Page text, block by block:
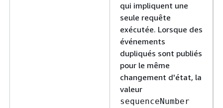
qui impliquent une
seule requête
exécutée. Lorsque des
événements
dupliqués sont publiés
pour le même
changement d'état, la
valeur
sequenceNumber